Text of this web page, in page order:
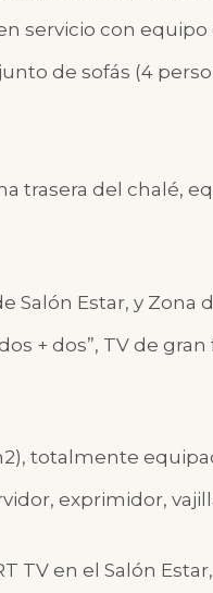
servicio con
de sofás (4
trasera del chalé,
Salón Estar, y Zona
+ dos”, TV de
totalmente
exprimidor,
TV en el Salón